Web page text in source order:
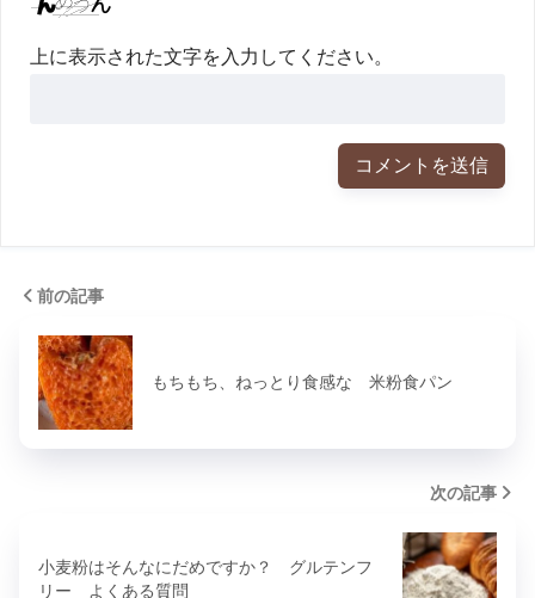
上に表示された文字を入力してください。
前の記事
もちもち、ねっとり食感な 米粉食パン
次の記事
小麦粉はそんなにだめですか？ グルテンフ
リー よくある質問